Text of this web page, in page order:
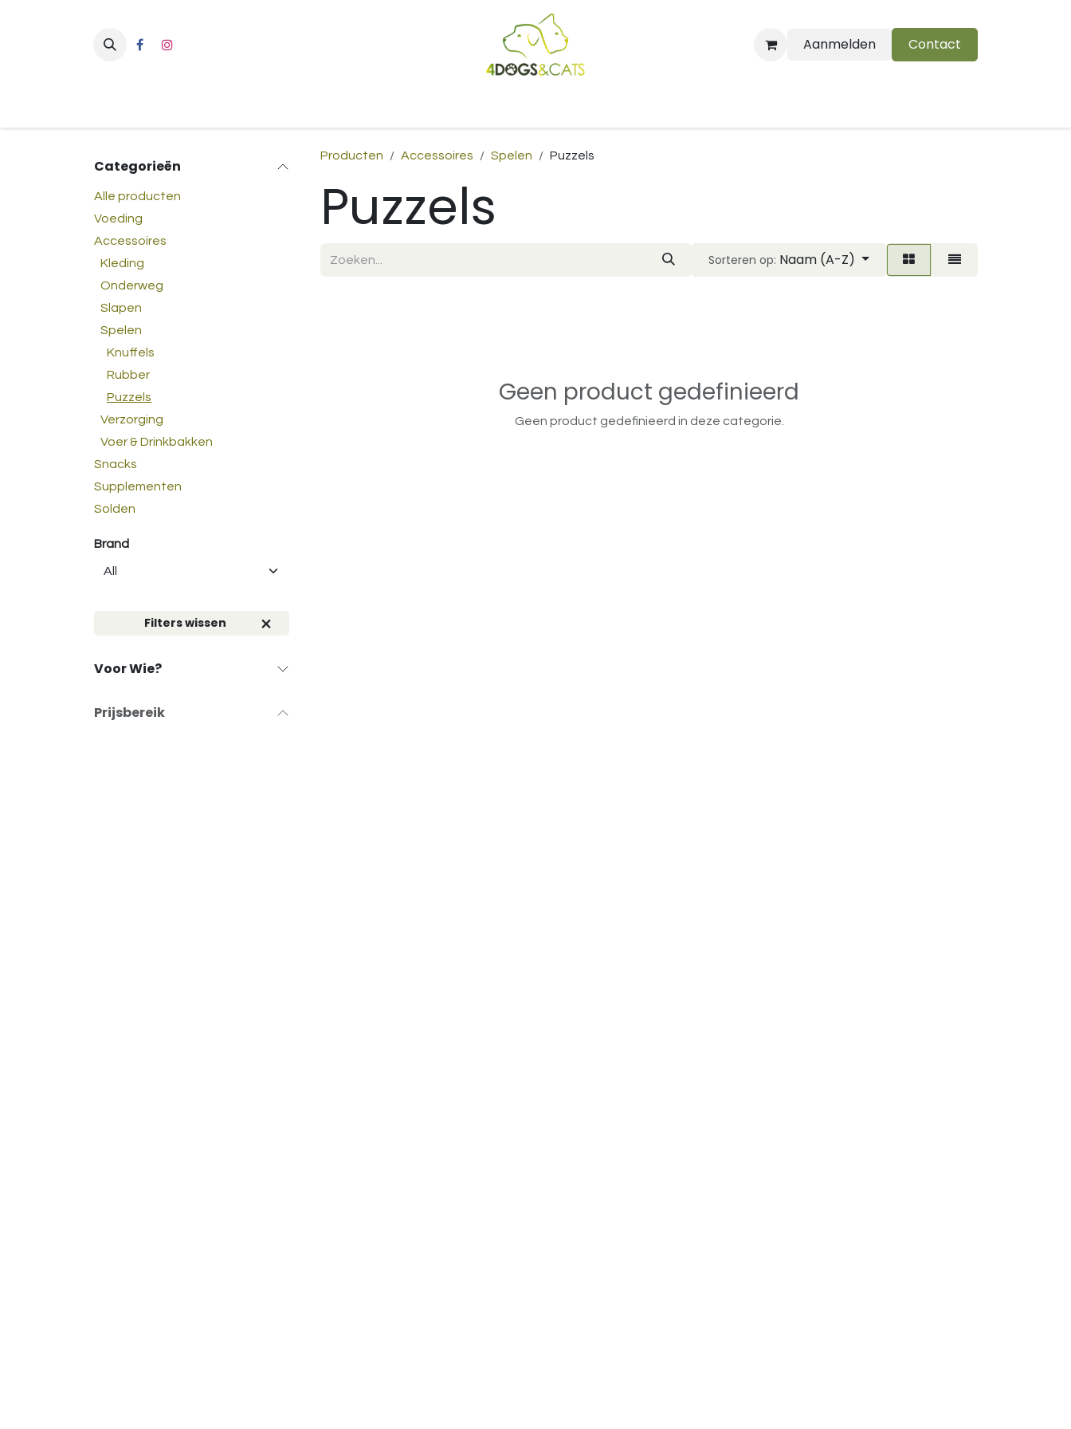
Aanmelden
Contact
Categorieën
Alle producten
Voeding
Accessoires
Kleding
Onderweg
Slapen
Spelen
Knuffels
Rubber
Puzzels
Verzorging
Voer & Drinkbakken
Snacks
Supplementen
Solden
Brand
Filters wissen
Voor Wie?
Prijsbereik
Producten Accessoires Spelen Puzzels
Puzzels
Sorteren op: Naam (A-Z)
Geen product gedefinieerd
Geen product gedefinieerd in deze categorie.